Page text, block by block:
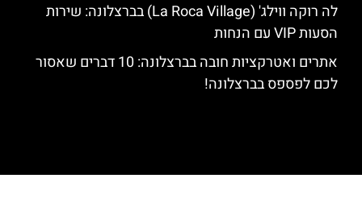
לה רוקה ווילג' (La Roca Village) בברצלונה: שירות
הסעות VIP עם הנחות
אתרים ואטרקציות חובה בברצלונה: 10 דברים שאסור
לכם לפספס בברצלונה!